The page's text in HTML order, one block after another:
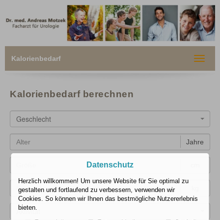
Kalorienbedarf
Toggle
Kalorienbedarf berechnen
Geschlecht
Jahre
Aktivität
Datenschutz
Herzlich willkommen! Um unsere Website für Sie optimal zu
gestalten und fortlaufend zu verbessern, verwenden wir
Cookies. So können wir Ihnen das bestmögliche Nutzererlebnis
bieten.